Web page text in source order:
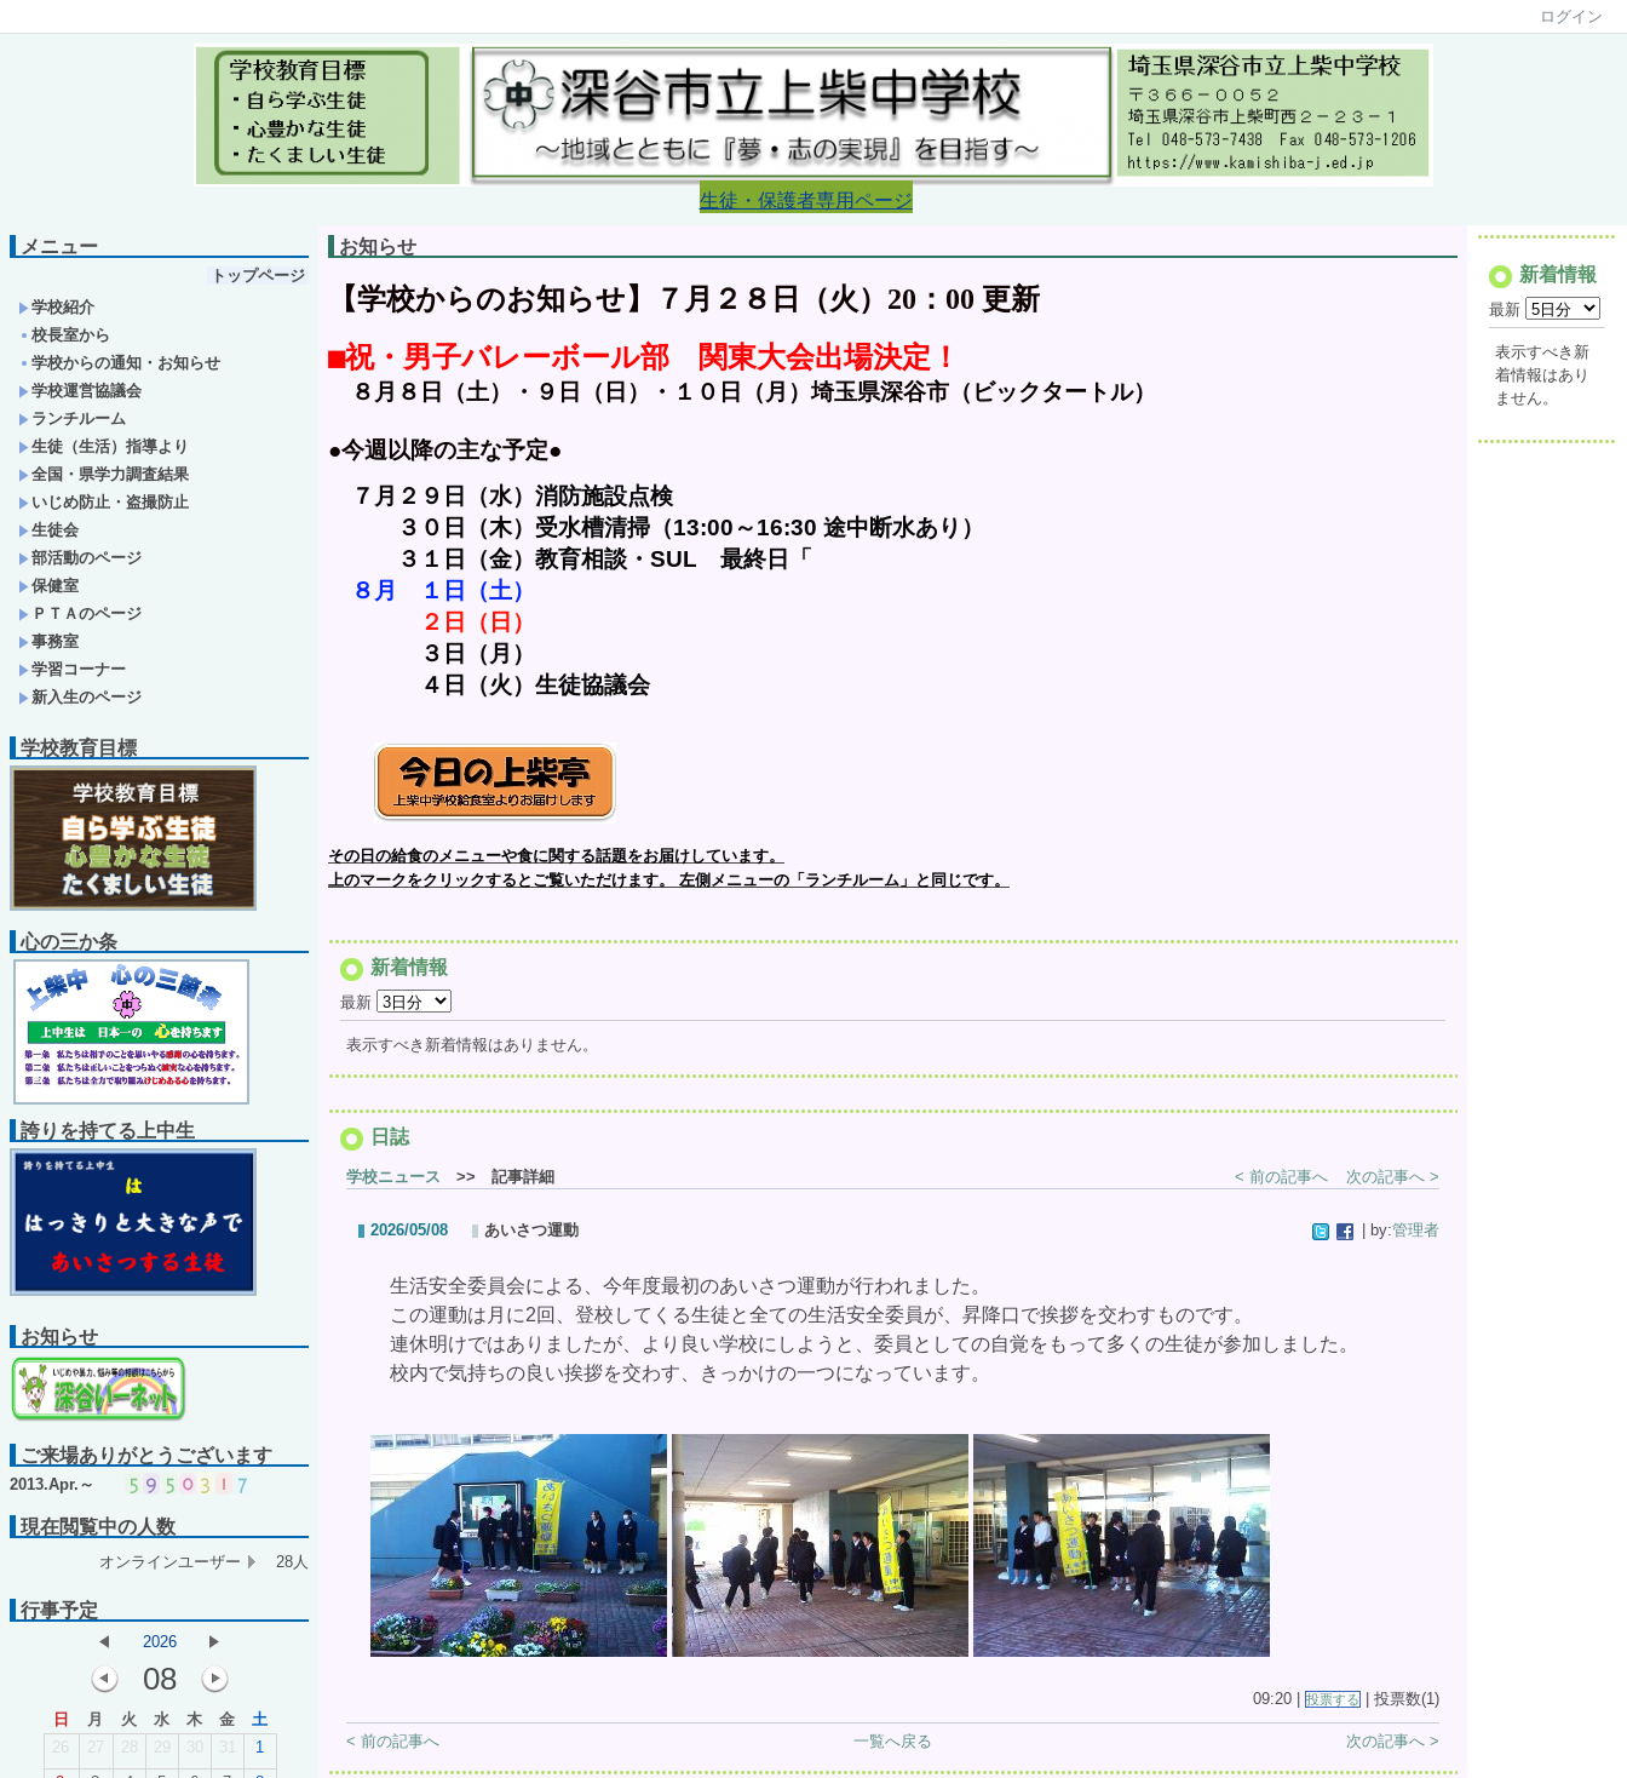
ログイン
生徒・保護者専用ページ
メニュー
トップページ
学校紹介
校長室から
学校からの通知・お知らせ
学校運営協議会
ランチルーム
生徒（生活）指導より
全国・県学力調査結果
いじめ防止・盗撮防止
生徒会
部活動のページ
保健室
ＰＴＡのページ
事務室
学習コーナー
新入生のページ
学校教育目標
心の三か条
誇りを持てる上中生
お知らせ
ご来場ありがとうございます
2013.Apr.～
現在閲覧中の人数
オンラインユーザー 28人
行事予定
2026
08
日 月 火 水 木 金
土
26
27 28 29 30 31
1
お知らせ
【学校からのお知らせ】７月２８日（火）20：00 更新
■祝・男子バレーボール部　関東大会出場決定！
８月８日（土）・９日（日）・１０日（月）埼玉県深谷市（ビックタートル）
●今週以降の主な予定●
７ 月 ２９日（水）消防施設点検
３０日（木）受水槽清掃（13:00～16:30 途中断水あり）
３１日（金）教育相談・SUL　最終日「
８月　１日（土）
２日（日）
３日（月）
４日（火）生徒協議会
その日の給食のメニューや食に関する話題をお届けしています。
上のマークをクリックするとご覧いただけます。
左側メニューの「ランチルーム」と同じです。
新着情報
最新
表示すべき新着情報はありません。
日誌
学校ニュース >> 記事詳細 < 前の記事へ 次の記事へ >
2026/05/08 あいさつ運動 | by:管理者
生活安全委員会による、今年度最初のあいさつ運動が行われました。
この運動は月に2回、登校してくる生徒と全ての生活安全委員が、昇降口で挨拶を交わすものです。
連休明けではありましたが、より良い学校にしようと、委員としての自覚をもって多くの生徒が参加しました。
校内で気持ちの良い挨拶を交わす、きっかけの一つになっています。
09:20 | 投票する | 投票数(1)
< 前の記事へ 次の記事へ >
一覧へ戻る
新着情報
最新
表示すべき新
着情報はあり
ません。